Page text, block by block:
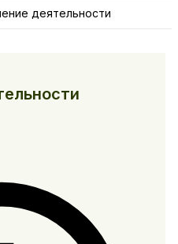
деятельности